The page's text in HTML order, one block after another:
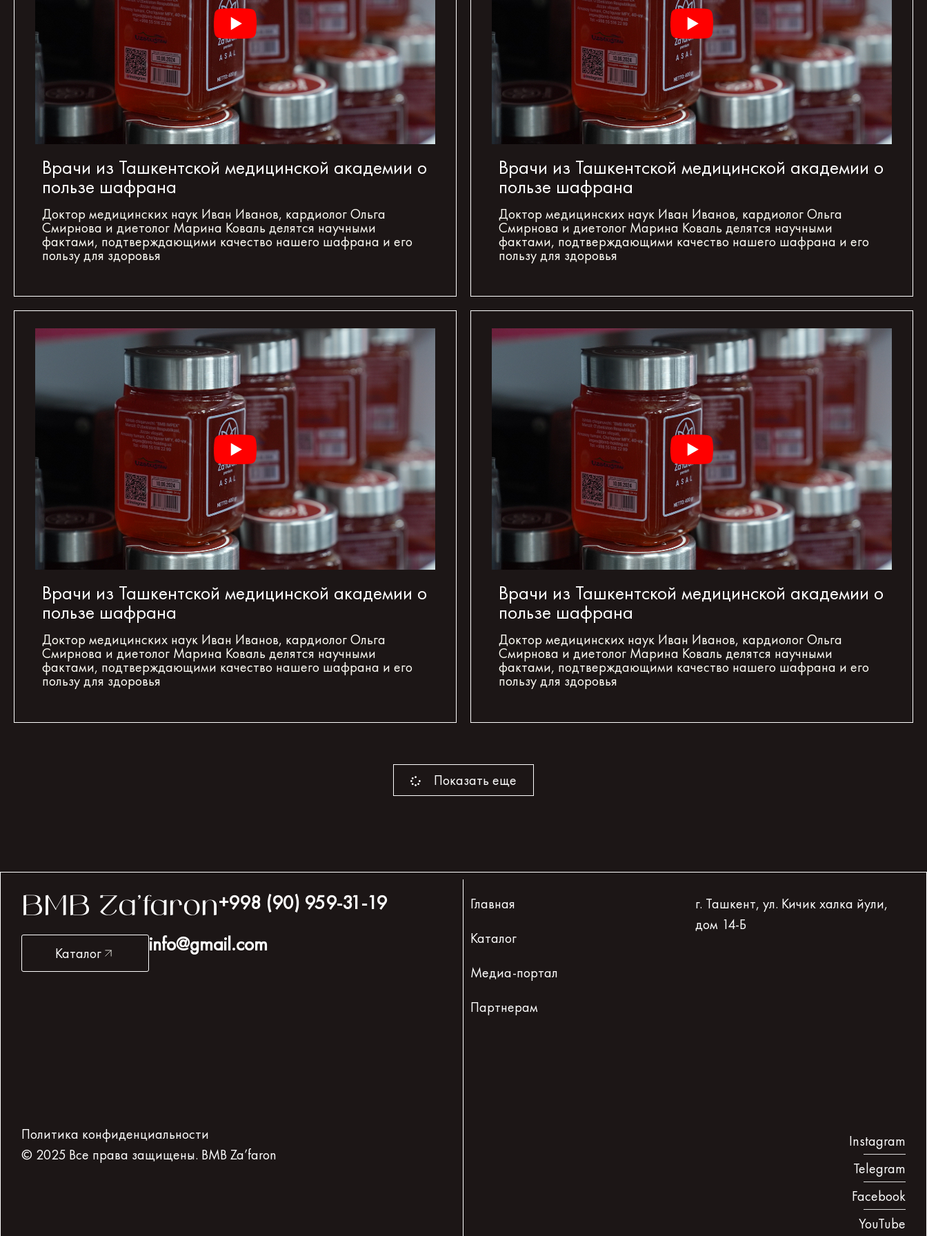
Врачи из Ташкентской медицинской академии о
пользе шафрана
Доктор медицинских наук Иван Иванов, кардиолог Ольга
Смирнова и диетолог Марина Коваль делятся научными
фактами, подтверждающими качество нашего шафрана и его
пользу для здоровья
Врачи из Ташкентской медицинской академии о
пользе шафрана
Доктор медицинских наук Иван Иванов, кардиолог Ольга
Смирнова и диетолог Марина Коваль делятся научными
фактами, подтверждающими качество нашего шафрана и его
пользу для здоровья
Врачи из Ташкентской медицинской академии о
пользе шафрана
Доктор медицинских наук Иван Иванов, кардиолог Ольга
Смирнова и диетолог Марина Коваль делятся научными
фактами, подтверждающими качество нашего шафрана и его
пользу для здоровья
Врачи из Ташкентской медицинской академии о
пользе шафрана
Доктор медицинских наук Иван Иванов, кардиолог Ольга
Смирнова и диетолог Марина Коваль делятся научными
фактами, подтверждающими качество нашего шафрана и его
пользу для здоровья
Показать еще
BMB Za’faron+998 (90) 959-31-19
Каталог info@gmail.com
Политика конфиденциальности
© 2025 Все права защищены. BMB Za’faron
Главная
Каталог
Медиа-портал
Партнерам
г. Ташкент, ул. Кичик халка йули,
дом 14-Б
Instagram
Telegram
Facebook
YouTube